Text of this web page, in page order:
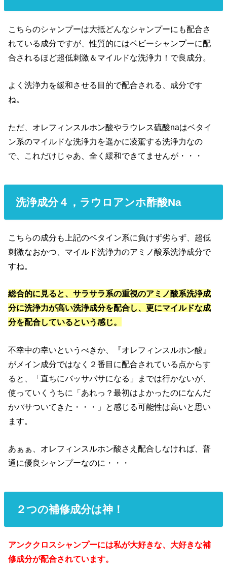
こちらのシャンプーは大抵どんなシャンプーにも配合さ
れている成分ですが、性質的にはベビーシャンプーに配
合されるほど超低刺激＆マイルドな洗浄力！で良成分。
よく洗浄力を緩和させる目的で配合される、成分です
ね。
ただ、オレフィンスルホン酸やラウレス硫酸naはベタイ
ン系のマイルドな洗浄力を遥かに凌駕する洗浄力なの
で、これだけじゃあ、全く緩和できてませんが・・・
洗浄成分４， ラウロアンホ酢酸Na
こちらの成分も上記のベタイン系に負けず劣らず、超低
刺激なおかつ、マイルド洗浄力のアミノ酸系洗浄成分で
すね。
総合的に見ると、サラサラ系の重視のアミノ酸系洗浄成
分に洗浄力が高い洗浄成分を配合し、更にマイルドな成
分を配合しているという感じ。
不幸中の幸いというべきか、『オレフィンスルホン酸』
がメイン成分ではなく２番目に配合されている点からす
ると、「直ちにバッサバサになる」までは行かないが、
使っていくうちに「あれっ？最初はよかったのになんだ
かパサついてきた・・・」と感じる可能性は高いと思い
ます。
あぁぁ、オレフィンスルホン酸さえ配合しなければ、普
通に優良シャンプーなのに・・・
２つの補修成分は神！
アンククロスシャンプーには私が大好きな、大好きな補
修成分が配合されています。